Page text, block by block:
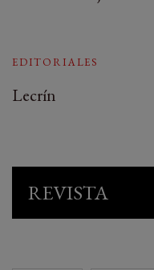
EDITORIALES
Lecrín
REVISTA